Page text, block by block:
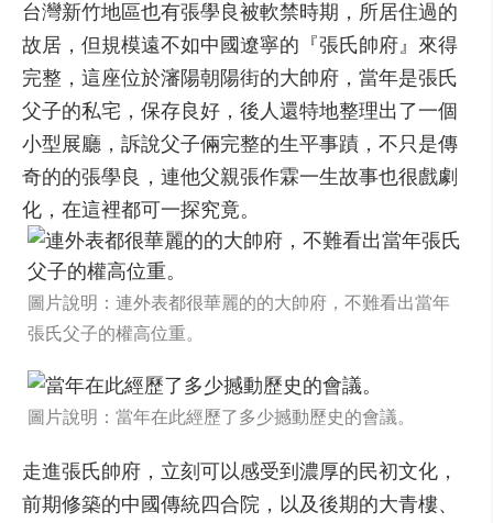
台灣新竹地區也有張學良被軟禁時期，所居住過的
故居，但規模遠不如中國遼寧的『張氏帥府』來得
完整，這座位於瀋陽朝陽街的大帥府，當年是張氏
父子的私宅，保存良好，後人還特地整理出了一個
小型展廳，訴說父子倆完整的生平事蹟，不只是傳
奇的的張學良，連他父親張作霖一生故事也很戲劇
化，在這裡都可一探究竟。
圖片說明：連外表都很華麗的的大帥府，不難看出當年
張氏父子的權高位重。
圖片說明：當年在此經歷了多少撼動歷史的會議。
走進張氏帥府，立刻可以感受到濃厚的民初文化，
前期修築的中國傳統四合院，以及後期的大青樓、